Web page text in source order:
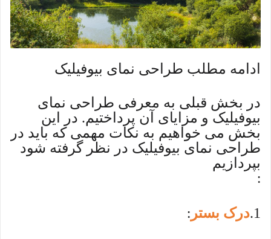
ادامه مطلب طراحی نمای بیوفیلیک
در بخش قبلی به معرفی طراحی نمای
بیوفیلیک و مزایای آن پرداختیم. در این
بخش می خواهیم به نکات مهمی که باید در
طراحی نمای بیوفیلیک در نظر گرفته شود
بپردازیم
:
1
.درک بستر :